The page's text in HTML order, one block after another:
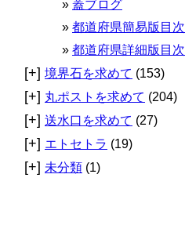
蓋ブログ
都道府県簡易版目次
都道府県詳細版目次
[+] 境界石を求めて (153)
[+] 丸ポストを求めて (204)
[+] 送水口を求めて (27)
[+] エトセトラ (19)
[+] 未分類 (1)